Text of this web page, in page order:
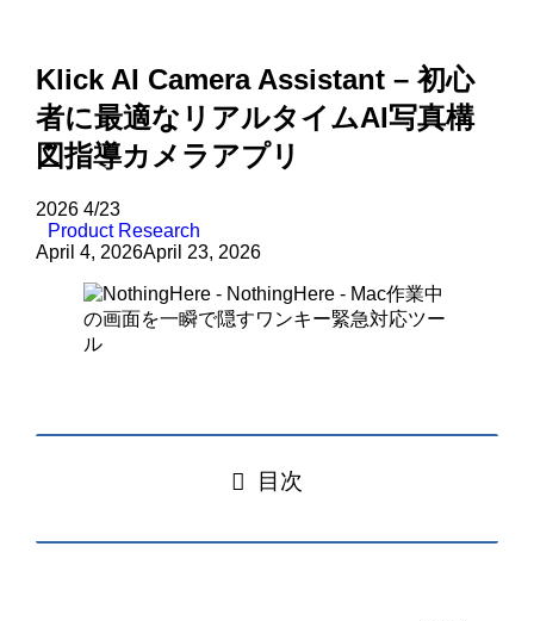
Klick AI Camera Assistant – 初心
者に最適なリアルタイムAI写真構
図指導カメラアプリ
2026 4/23
Product Research
April 4, 2026April 23, 2026
目次